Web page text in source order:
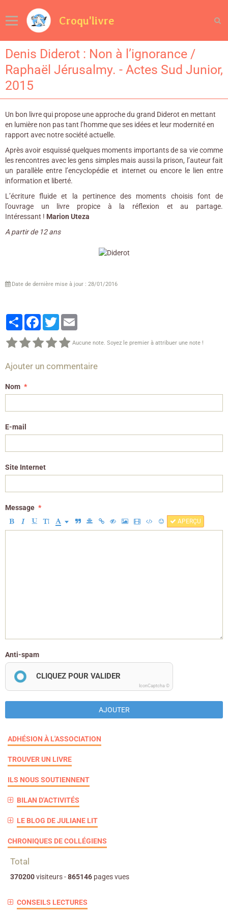
Croqu'livre
Denis Diderot : Non à l’ignorance /
Raphaël Jérusalmy. - Actes Sud Junior,
2015
Un bon livre qui propose une approche du grand Diderot en mettant
en lumière non pas tant l’homme que ses idées et leur modernité en
rapport avec notre société actuelle.
Après avoir esquissé quelques moments importants de sa vie comme
les rencontres avec les gens simples mais aussi la prison, l’auteur fait
un parallèle entre l’encyclopédie et internet ou encore le lien entre
information et liberté.
L’écriture fluide et la pertinence des moments choisis font de
l’ouvrage un livre propice à la réflexion et au partage.
Intéressant ! Marion Uteza
A partir de 12 ans
Date de dernière mise à jour : 28/01/2016
PartagerFacebook
Twitter
Aucune note. Soyez le premier à attribuer une note !
Ajouter un commentaire
Nom
E-mail
Site Internet
Message
APERÇU
Anti-spam
CLIQUEZ POUR VALIDER
IconCaptcha ©
AJOUTER
ADHÉSION À L'ASSOCIATION
TROUVER UN LIVRE
ILS NOUS SOUTIENNENT
BILAN D'ACTIVITÉS
LE BLOG DE JULIANE LIT
CHRONIQUES DE COLLÉGIENS
Total
370200visiteurs -865146 pages vues
CONSEILS LECTURES